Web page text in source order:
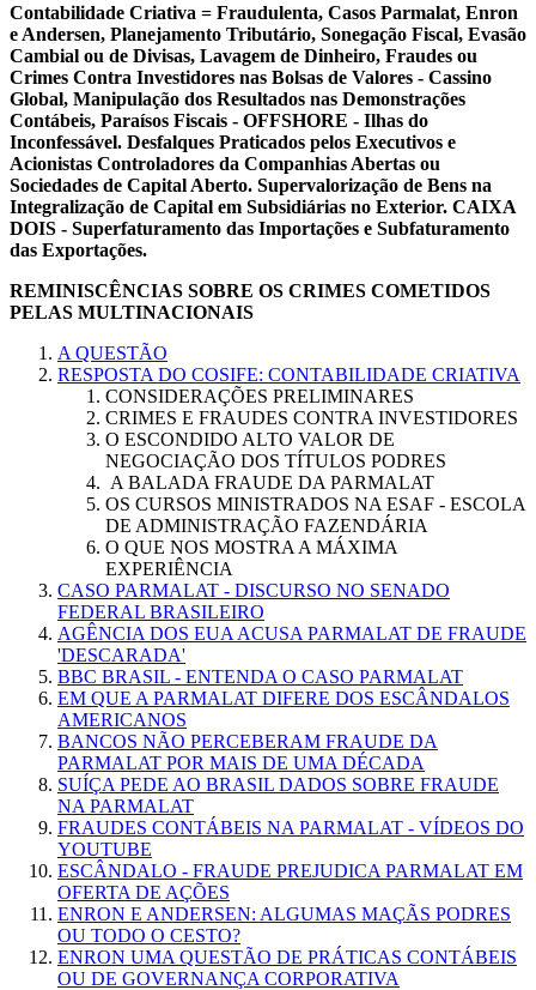
Contabilidade Criativa = Fraudulenta, Casos Parmalat, Enron
e Andersen, Planejamento Tributário, Sonegação Fiscal, Evasão
Cambial ou de Divisas, Lavagem de Dinheiro, Fraudes ou
Crimes Contra Investidores nas Bolsas de Valores - Cassino
Global, Manipulação dos Resultados nas Demonstrações
Contábeis, Paraísos Fiscais - OFFSHORE - Ilhas do
Inconfessável. Desfalques Praticados pelos Executivos e
Acionistas Controladores da Companhias Abertas ou
Sociedades de Capital Aberto. Supervalorização de Bens na
Integralização de Capital em Subsidiárias no Exterior. CAIXA
DOIS - Superfaturamento das Importações e Subfaturamento
das Exportações.
REMINISCÊNCIAS SOBRE OS CRIMES COMETIDOS
PELAS MULTINACIONAIS
A QUESTÃO
RESPOSTA DO COSIFE: CONTABILIDADE CRIATIVA
CONSIDERAÇÕES PRELIMINARES
CRIMES E FRAUDES CONTRA INVESTIDORES
O ESCONDIDO ALTO VALOR DE
NEGOCIAÇÃO DOS TÍTULOS PODRES
A BALADA FRAUDE DA PARMALAT
OS CURSOS MINISTRADOS NA ESAF - ESCOLA
DE ADMINISTRAÇÃO FAZENDÁRIA
O QUE NOS MOSTRA A MÁXIMA
EXPERIÊNCIA
CASO PARMALAT - DISCURSO NO SENADO
FEDERAL BRASILEIRO
AGÊNCIA DOS EUA ACUSA PARMALAT DE FRAUDE
'DESCARADA'
BBC BRASIL - ENTENDA O CASO PARMALAT
EM QUE A PARMALAT DIFERE DOS ESCÂNDALOS
AMERICANOS
BANCOS NÃO PERCEBERAM FRAUDE DA
PARMALAT POR MAIS DE UMA DÉCADA
SUÍÇA PEDE AO BRASIL DADOS SOBRE FRAUDE
NA PARMALAT
FRAUDES CONTÁBEIS NA PARMALAT - VÍDEOS DO
YOUTUBE
ESCÂNDALO - FRAUDE PREJUDICA PARMALAT EM
OFERTA DE AÇÕES
ENRON E ANDERSEN: ALGUMAS MAÇÃS PODRES
OU TODO O CESTO?
ENRON UMA QUESTÃO DE PRÁTICAS CONTÁBEIS
OU DE GOVERNANÇA CORPORATIVA